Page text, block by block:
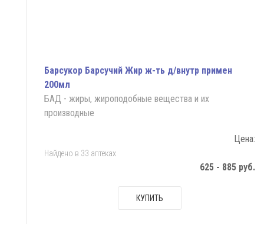
Барсукор Барсучий Жир ж-ть д/внутр примен
200мл
БАД - жиры, жироподобные вещества и их
производные
Цена:
Найдено в 33 аптеках
625 - 885 руб.
КУПИТЬ